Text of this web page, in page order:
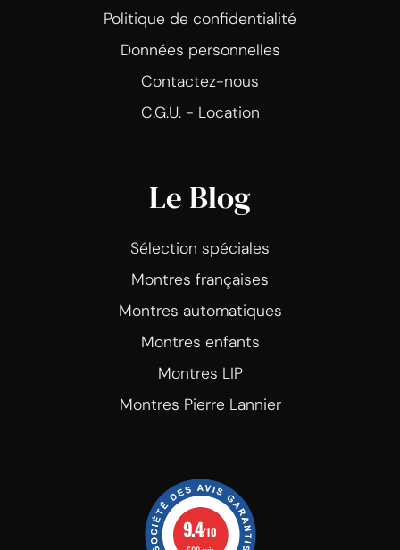
Politique de confidentialité
Données personnelles
Contactez-nous
C.G.U. - Location
Le Blog
Sélection spéciales
Montres françaises
Montres automatiques
Montres enfants
Montres LIP
Montres Pierre Lannier
9.4/10